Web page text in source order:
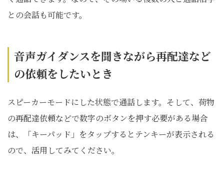
との会話も可能です。
音声ガイダンスを聞きながら再配達など
の依頼をしたいとき
スピーカーモードにした状態で通話します。そして、荷物
の再配達依頼などで数字のボタンを押す必要がある場合
は、「キーパッド」をタップするとテンキーが表示される
ので、活用してみてください。